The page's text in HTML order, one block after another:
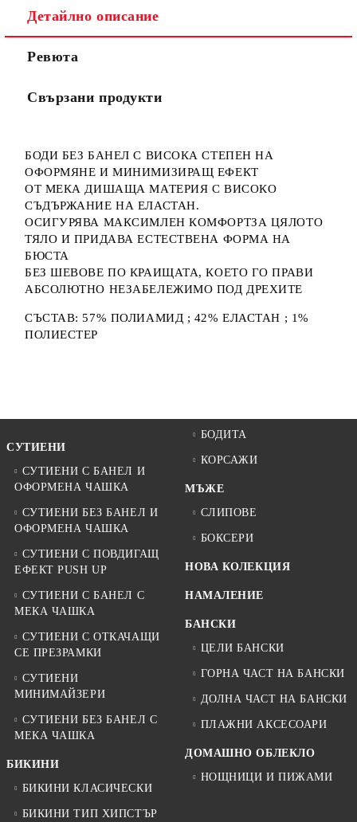
Детайлно описание
Ревюта
Свързани продукти
БОДИ БЕЗ БАНЕЛ С ВИСОКА СТЕПЕН НА
ОФОРМЯНЕ И МИНИМИЗИРАЩ ЕФЕКТ
ОТ МЕКА ДИШАЩА МАТЕРИЯ С ВИСОКО
СЪДЪРЖАНИЕ НА ЕЛАСТАН.
ОСИГУРЯВА МАКСИМЛЕН КОМФОРТЗА ЦЯЛОТО
ТЯЛО И ПРИДАВА ЕСТЕСТВЕНА ФОРМА НА
БЮСТА
БЕЗ ШЕВОВЕ ПО КРАИЩАТА, КОЕТО ГО ПРАВИ
АБСОЛЮТНО НЕЗАБЕЛЕЖИМО ПОД ДРЕХИТЕ
СЪСТАВ: 57% ПОЛИАМИД ; 42% ЕЛАСТАН ; 1%
ПОЛИЕСТЕР
СУТИЕНИ
СУТИЕНИ С БАНЕЛ И
ОФОРМЕНА ЧАШКА
СУТИЕНИ БЕЗ БАНЕЛ И
ОФОРМЕНА ЧАШКА
СУТИЕНИ С ПОВДИГАЩ
ЕФЕКТ PUSH UP
СУТИЕНИ С БАНЕЛ С
МЕКА ЧАШКА
СУТИЕНИ С ОТКАЧАЩИ
СЕ ПРЕЗРАМКИ
СУТИЕНИ
МИНИМАЙЗЕРИ
СУТИЕНИ БЕЗ БАНЕЛ С
МЕКА ЧАШКА
БИКИНИ
БИКИНИ КЛАСИЧЕСКИ
БИКИНИ ТИП ХИПСТЪР
БОДИТА
КОРСАЖИ
МЪЖЕ
СЛИПОВЕ
БОКСЕРИ
НОВА КОЛЕКЦИЯ
НАМАЛЕНИЕ
БАНСКИ
ЦЕЛИ БАНСКИ
ГОРНА ЧАСТ НА БАНСКИ
ДОЛНА ЧАСТ НА БАНСКИ
ПЛАЖНИ АКСЕСОАРИ
ДОМАШНО ОБЛЕКЛО
НОЩНИЦИ И ПИЖАМИ